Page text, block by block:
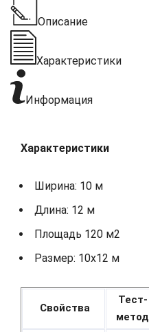
Описание
Характеристики
Информация
Характеристики
Ширина: 10 м
Длина: 12 м
Площадь 120 м2
Размер: 10х12 м
Свойства
Тест-
метод